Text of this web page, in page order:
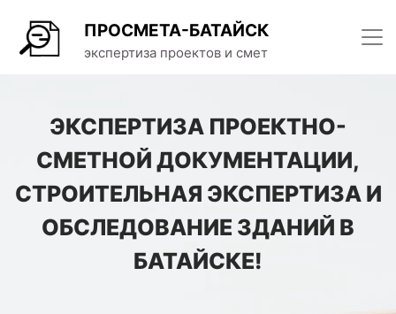
ПРОСМЕТА-БАТАЙСК
экспертиза проектов и смет
ЭКСПЕРТИЗА ПРОЕКТНО-
СМЕТНОЙ ДОКУМЕНТАЦИИ,
СТРОИТЕЛЬНАЯ ЭКСПЕРТИЗА И
ОБСЛЕДОВАНИЕ ЗДАНИЙ В
БАТАЙСКЕ!